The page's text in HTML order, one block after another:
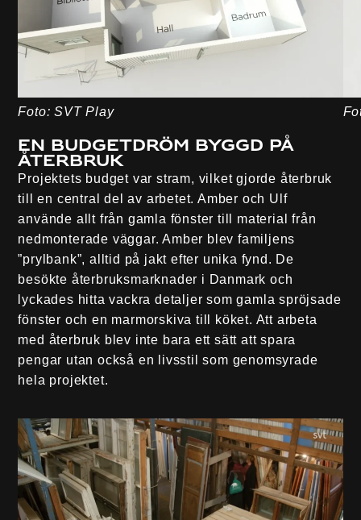
Foto: SVT Play
En budgetdröm byggd på
återbruk
Projektets budget var stram, vilket gjorde återbruk
till en central del av arbetet. Amber och Ulf
använde allt från gamla fönster till material från
nedmonterade väggar. Amber blev familjens
”prylbank”, alltid på jakt efter unika fynd. De
besökte återbruksmarknader i Danmark och
lyckades hitta vackra detaljer som gamla spröjsade
fönster och en marmorskiva till köket. Att arbeta
med återbruk blev inte bara ett sätt att spara
pengar utan också en livsstil som genomsyrade
hela projektet.